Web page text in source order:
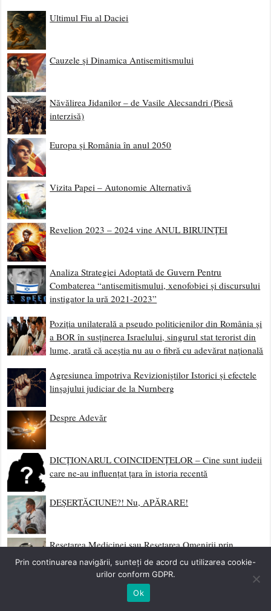
Ultimul Fiu al Daciei
Cauzele și Dinamica Antisemitismului
Năvălirea Jidanilor – de Vasile Alecsandri (Piesă
interzisă)
Europa și România în anul 2050
Vizita Papei – Autonomie Alternativă
Revelion 2023 – 2024 vine ANUL BIRUINȚEI
Analiza Strategiei Adoptată de Guvern Pentru
Combaterea “antisemitismului, xenofobiei și discursului
instigator la ură 2021-2023”
Poziția unilaterală a pseudo politicienilor din România și
a BOR în susținerea Israelului, singurul stat terorist din
lume, arată că aceștia nu au o fibră cu adevărat națională
Agresiunea împotriva Revizioniștilor Istorici și efectele
linșajului judiciar de la Nurnberg
Despre Adevăr
DICȚIONARUL COINCIDENȚELOR – Cine sunt iudeii
care ne-au influențat țara în istoria recentă
DEȘERTĂCIUNE?! Nu, APĂRARE!
Resetarea Medicinei sau Resetarea Omenirii prin
Nanotehnologie
Prin continuarea navigării, sunteți de acord cu utilizarea cookie-
urilor conform GDPR.
Ok